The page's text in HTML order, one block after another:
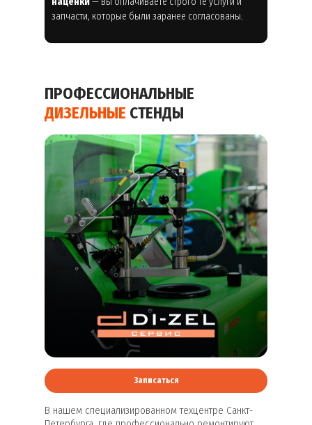
запчасти, которые были заранее согласованы.
В нашем специализированном техцентре Санкт-
ПРОФЕССИОНАЛЬНЫЕ
ДИЗЕЛЬНЫЕ СТЕНДЫ
Записаться